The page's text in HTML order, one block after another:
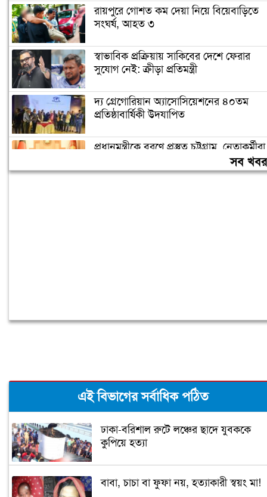
রায়পুরে গোশত কম দেয়া নিয়ে বিয়েবাড়িতে
সংঘর্ষ, আহত ৩
স্বাভাবিক প্রক্রিয়ায় সাকিবের দেশে ফেরার
সুযোগ নেই: ক্রীড়া প্রতিমন্ত্রী
দ্য গ্রেগোরিয়ান অ্যাসোসিয়েশনের ৪০তম
প্রতিষ্ঠাবার্ষিকী উদযাপিত
প্রধানমন্ত্রীকে বরণে প্রস্তুত চট্টগ্রাম, নেতাকর্মীরা
সব
এই বিভাগের সর্বাধিক পঠিত
ঢাকা-বরিশাল রুটে লঞ্চের ছাদে যুবককে
কুপিয়ে হত্যা
বাবা, চাচা বা ফুফা নয়, হত্যাকারী স্বয়ং মা!